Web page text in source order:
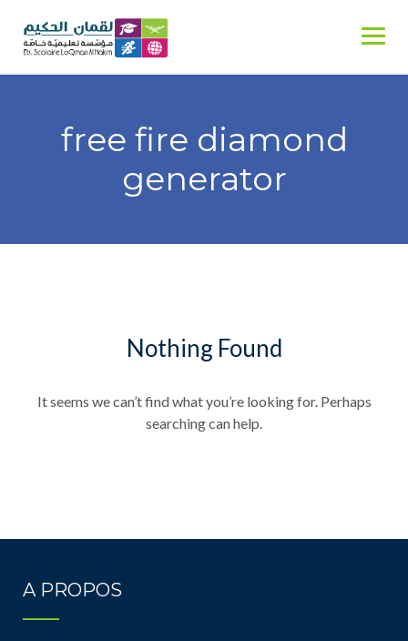
content
free fire diamond
generator
Nothing Found
It seems we can’t find what you’re looking for. Perhaps
searching can help.
A PROPOS